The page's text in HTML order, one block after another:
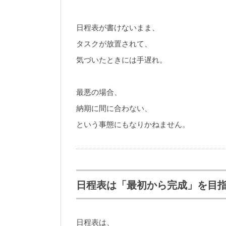
日程表が書けないまま、
タスクが放置されて、
気づいたときには手遅れ。
最悪の場合、
納期に間に合わない、
という事態にもなりかねません。
日程表は「最初から完成」を目
日程表は、